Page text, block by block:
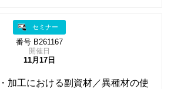
セミナー
番号 B261167
開催日
11月17日
加工における副資材／異種材の使